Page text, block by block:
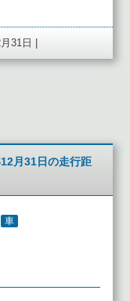
31日 |
月31日の走行距
車